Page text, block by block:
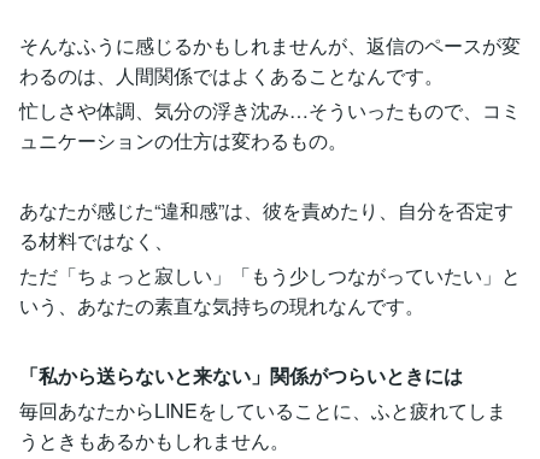
そんなふうに感じるかもしれませんが、返信のペースが変
わるのは、人間関係ではよくあることなんです。
忙しさや体調、気分の浮き沈み…そういったもので、コミ
ュニケーションの仕方は変わるもの。
あなたが感じた“違和感”は、彼を責めたり、自分を否定す
る材料ではなく、
ただ「ちょっと寂しい」「もう少しつながっていたい」と
いう、あなたの素直な気持ちの現れなんです。
「私から送らないと来ない」関係がつらいときには
毎回あなたからLINEをしていることに、ふと疲れてしま
うときもあるかもしれません。